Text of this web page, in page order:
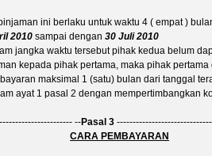
ini berlaku untuk waktu 4 ( empat )
2010 sampai dengan 30 Juli 2010
jangka waktu tersebut pihak kedua belum
kepada pihak pertama, maka pihak
maksimal 1 (satu) bulan dari tanggal
ayat 1 pasal 2 dengan mempertimbangkan
--Pasal 3
CARA PEMBAYARAN